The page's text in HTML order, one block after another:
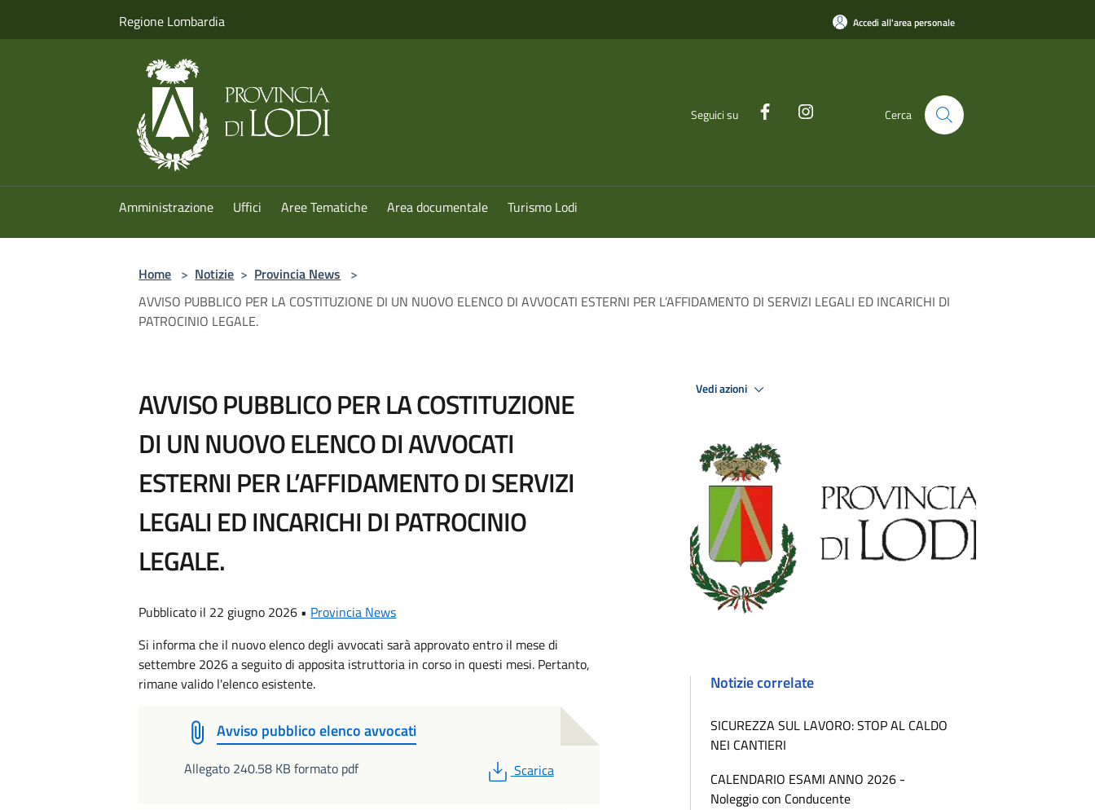
Regione Lombardia Accedi all'area personale
Seguici su Cerca
Amministrazione Uffici Aree Tematiche Area documentale Turismo Lodi
Home > Notizie > Provincia News >
AVVISO PUBBLICO PER LA COSTITUZIONE DI UN NUOVO ELENCO DI AVVOCATI ESTERNI PER L’AFFIDAMENTO DI SERVIZI LEGALI ED INCARICHI DI
PATROCINIO LEGALE.
AVVISO PUBBLICO PER LA COSTITUZIONE
DI UN NUOVO ELENCO DI AVVOCATI
ESTERNI PER L’AFFIDAMENTO DI SERVIZI
LEGALI ED INCARICHI DI PATROCINIO
LEGALE.
Pubblicato il 22 giugno 2026 • Provincia News
Si informa che il nuovo elenco degli avvocati sarà approvato entro il mese di
settembre 2026 a seguito di apposita istruttoria in corso in questi mesi. Pertanto,
rimane valido l'elenco esistente.
Avviso pubblico elenco avvocati
Allegato 240.58 KB formato pdf PDF
Scarica
Vedi azioni
Notizie correlate
SICUREZZA SUL LAVORO: STOP AL CALDO
NEI CANTIERI
CALENDARIO ESAMI ANNO 2026 -
Noleggio con Conducente